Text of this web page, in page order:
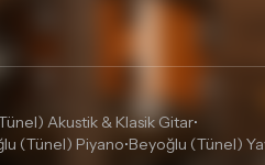
Akustik & Klasik Gitar•
(Tünel) Piyano•Beyoğlu (Tünel)